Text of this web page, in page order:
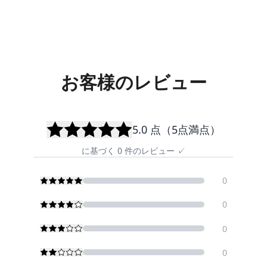
お客様のレビュー
5.0 点（5点満点）
に基づく 0 件のレビュー ✓
0
0
0
0